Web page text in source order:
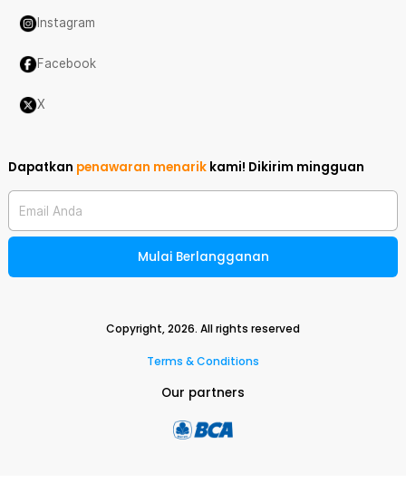
Instagram
Facebook
X
Dapatkan penawaran menarik kami! Dikirim mingguan
Email Anda
Mulai Berlangganan
Copyright,2026. All rights reserved
Terms & Conditions
Our partners